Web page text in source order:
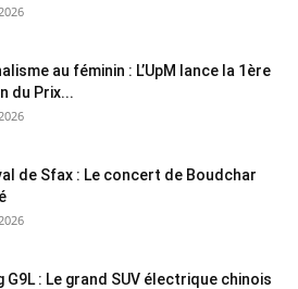
au féminin : L’UpM lance la 1ère
du Prix...
de Sfax : Le concert de Boudchar
G9L : Le grand SUV électrique chinois